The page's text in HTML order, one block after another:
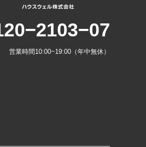
営業時間10:00~19:00（年中無休）